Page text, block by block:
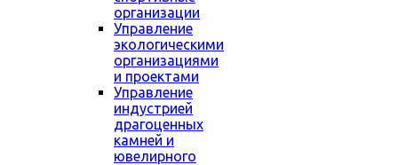
организации
Управление
экологическими
организациями
и проектами
Управление
индустрией
драгоценных
камней и
ювелирного